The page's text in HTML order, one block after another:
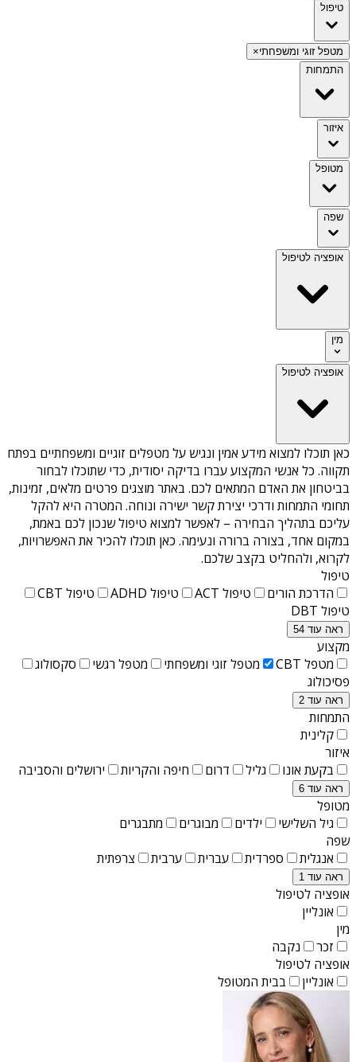
טיפול
מטפל זוגי ומשפחתי×
התמחות
איזור
מטופל
שפה
אופציה לטיפול
מין
אופציה לטיפול
כאן תוכלו למצוא מידע אמין ונגיש על מטפלים זוגיים ומשפחתיים בפתח
תקווה. כל אנשי המקצוע עברו בדיקה יסודית, כדי שתוכלו לבחור
בביטחון את האדם המתאים לכם. באתר מוצגים פרטים מלאים, זמינות,
תחומי התמחות ודרכי יצירת קשר ישירה ונוחה. המטרה היא להקל
עליכם בתהליך הבחירה – לאפשר למצוא טיפול שנכון לכם באמת,
במקום אחד, בצורה ברורה ונעימה. כאן תוכלו להכיר את האפשרויות,
לקרוא, ולהחליט בקצב שלכם.
טיפול
הדרכת הורים
טיפול ACT טיפול ADHD
טיפול CBT
טיפול DBT
ראה עוד 54
מקצוע
מטפל CBT
מטפל זוגי ומשפחתי מטפל רגשי
סקסולוג
פסיכולוג
ראה עוד 2
התמחות
קלינית
איזור
בקעת אונו
גליל דרום חיפה והקריות ירושלים והסביבה
ראה עוד 6
מטופל
גיל השלישי
ילדים מבוגרים
מתבגרים
שפה
אנגלית
ספרדית עברית ערבית צרפתית
ראה עוד 1
אופציה לטיפול
אונליין
מין
זכר
נקבה
אופציה לטיפול
אונליין
בבית המטופל